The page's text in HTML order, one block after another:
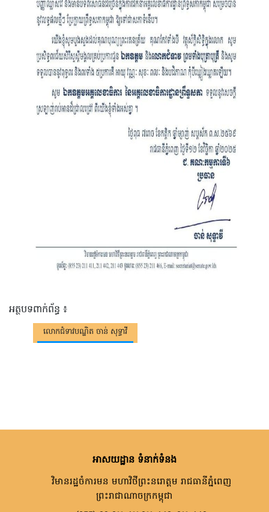
អត្ថបទពាក់ព័ន្ធ ៖
លោកជំទាវបណ្ឌិត ចាន់ សុទ្ធាវី
អាសយដ្ឋាន ទំនាក់ទំនង
វិមានរដ្ឋចំការមន មហាវិថីព្រះនរោត្តម រាជធានីភ្នំពេញ
ព្រះរាជាណាចក្រកម្ពុជា